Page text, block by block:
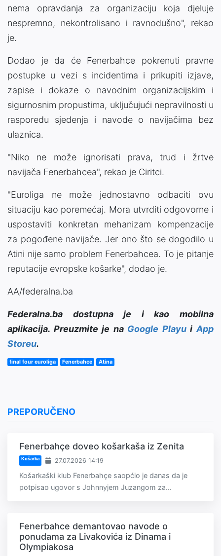
nema opravdanja za organizaciju koja djeluje
nespremno, nekontrolisano i ravnodušno", rekao
je.
Dodao je da će Fenerbahce pokrenuti pravne
postupke u vezi s incidentima i prikupiti izjave,
zapise i dokaze o navodnim organizacijskim i
sigurnosnim propustima, uključujući nepravilnosti u
rasporedu sjedenja i navode o navijačima bez
ulaznica.
"Niko ne može ignorisati prava, trud i žrtve
navijača Fenerbahcea", rekao je Ciritci.
"Euroliga ne može jednostavno odbaciti ovu
situaciju kao poremećaj. Mora utvrditi odgovorne i
uspostaviti konkretan mehanizam kompenzacije
za pogođene navijače. Jer ono što se dogodilo u
Atini nije samo problem Fenerbahcea. To je pitanje
reputacije evropske košarke", dodao je.
AA/federalna.ba
Federalna.ba dostupna je i kao mobilna
aplikacija. Preuzmite je na Google PlayuiApp
Storeu.
final four euroliga Fenerbahce Atina
PREPORUČENO
Fenerbahçe doveo košarkaša iz Zenita
Košarka 27.07.2026 14:19
Košarkaški klub Fenerbahçe saopćio je danas da je
potpisao ugovor s Johnnyjem Juzangom za...
Fenerbahce demantovao navode o
ponudama za Livakovića iz Dinama i
Olympiakosa